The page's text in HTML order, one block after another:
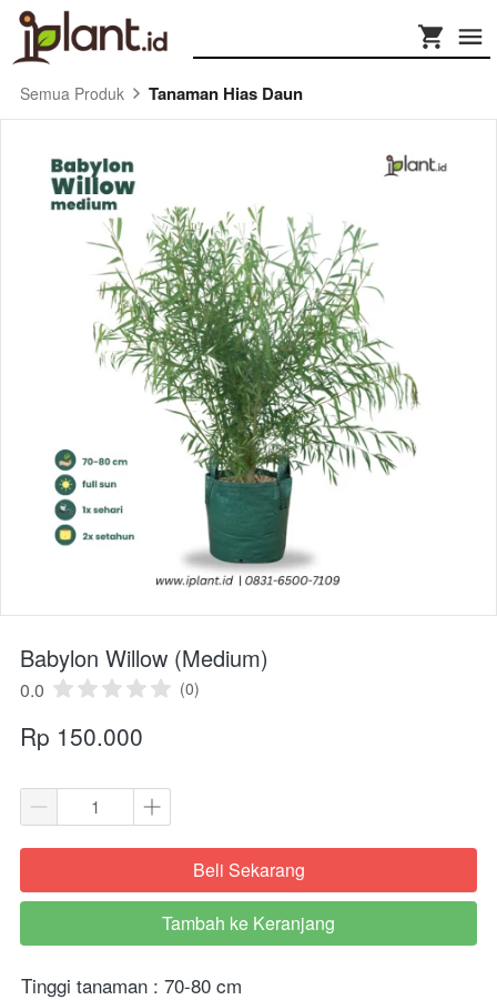
Semua Produk Tanaman Hias Daun
Babylon Willow (Medium)
0.0 (0)
Rp 150.000
`Beli Sekarang
`
Tambah ke Keranjang
Tinggi tanaman : 70-80 cm